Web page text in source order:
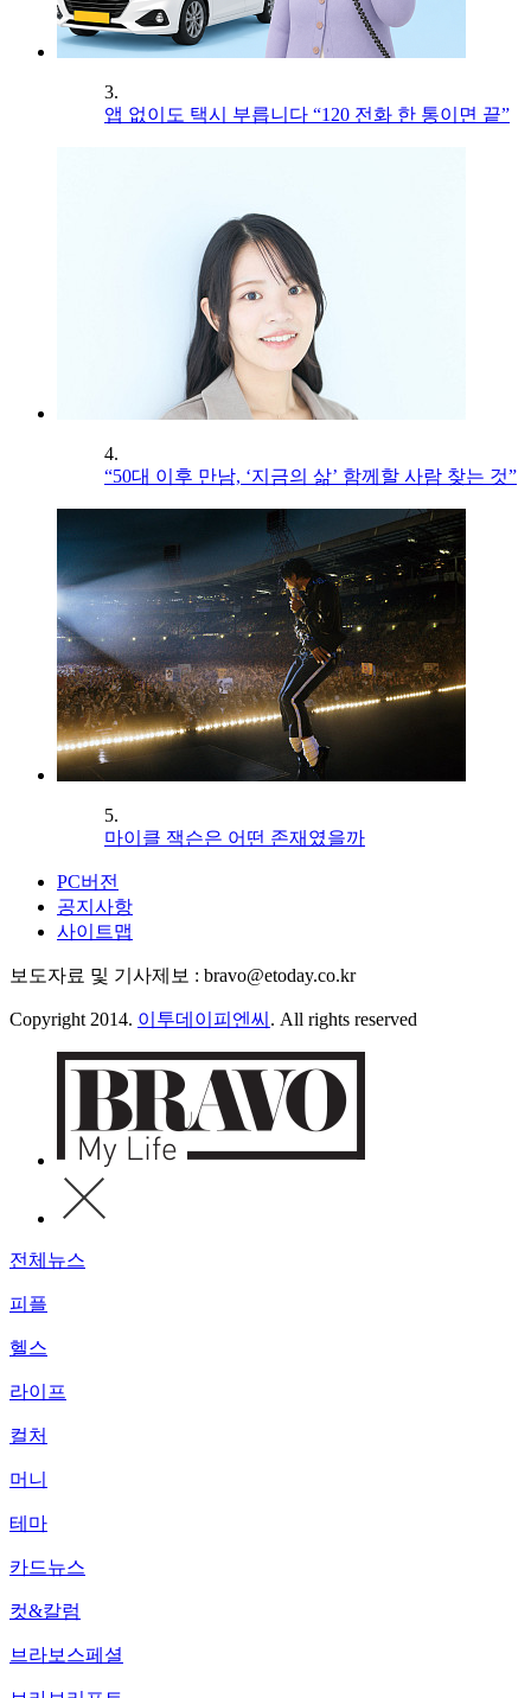
3.
앱 없이도 택시 부릅니다 “120 전화 한 통이면 끝”
4.
“50대 이후 만남, ‘지금의 삶’ 함께할 사람 찾는 것”
5.
마이클 잭슨은 어떤 존재였을까
PC버전
공지사항
사이트맵
보도자료 및 기사제보 : bravo@etoday.co.kr
Copyright 2014. 이투데이피엔씨 . All rights reserved
전체뉴스
피플
헬스
라이프
컬처
머니
테마
카드뉴스
컷&칼럼
브라보스페셜